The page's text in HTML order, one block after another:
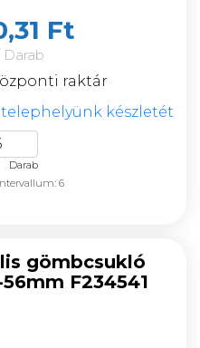
Ft
raktár
készletét
Darab
6
gömbcsukló
F234541